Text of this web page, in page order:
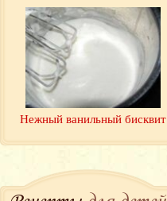
Нежный ванильный бисквит